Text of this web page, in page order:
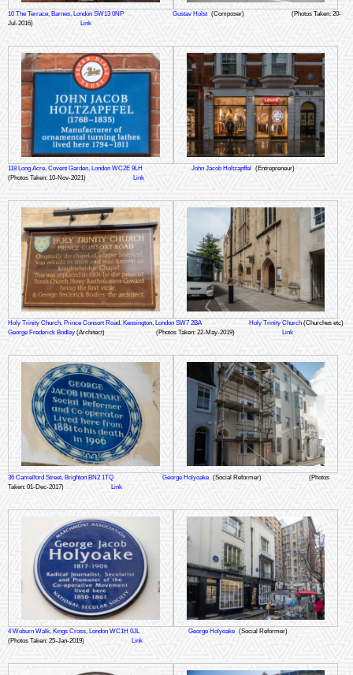
10 The Terrace, Barnes, London SW13 0NP Gustav Holst (Composer)
(Photos Taken: 20-
Jul-2016)
Link
118 Long Acre, Covent Garden, London WC2E 9LH John Jacob Holtzapffel
(Entrepreneur)
(Photos Taken: 10-Nov-2021)
Link
Holy Trinity Church, Prince Consort Road, Kensington, London SW7 2BA Holy Trinity Church (Churches etc)
George Frederick Bodley (Architect) (Photos Taken: 22-May-2019) Link
36 Camelford Street, Brighton BN2 1TQ George Holyoake (Social Reformer)
(Photos
Taken: 01-Dec-2017)
Link
4 Woburn Walk, Kings Cross, London WC1H 0JL George Holyoake (Social Reformer)
(Photos Taken: 25-Jan-2019)
Link